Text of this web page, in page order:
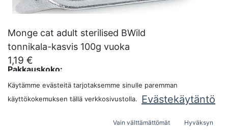
Monge cat adult sterilised BWild
tonnikala-kasvis 100g vuoka
1,19 €
Pakkauskoko:
Käytämme evästeitä tarjotaksemme sinulle paremman
käyttökokemuksen tällä verkkosivustolla.
Evästekäytäntö
Vain välttämättömät Hyväksyn